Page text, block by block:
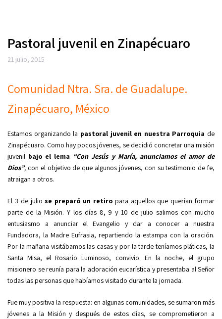
Pastoral juvenil en Zinapécuaro
21 julio, 2015
Comunidad Ntra. Sra. de Guadalupe.
Zinapécuaro, México
Estamos organizando la pastoral juvenil en nuestra Parroquia de
Zinapécuaro. Como hay pocos jóvenes, se decidió concretar una misión
juvenil bajo el lema “Con Jesús y María, anunciamos el amor de
Dios”, con el objetivo de que algunos jóvenes, con su testimonio de fe,
atraigan a otros.
El 3 de julio se preparó un retiropara aquellos que querían formar
parte de la Misión. Y los días 8, 9 y 10 de julio salimos con mucho
entusiasmo a anunciar el Evangelio y dar a conocer a nuestra
Fundadora, la Madre Eufrasia, repartiendo la estampa con la oración.
Por la mañana visitábamos las casas y por la tarde teníamos pláticas, la
Santa Misa, el Rosario Luminoso, convivio. En la noche, el grupo
misionero se reunía para la adoración eucarística y presentaba al Señor
todas las personas que habíamos visitado durante la jornada.
Fue muy positiva la respuesta: en algunas comunidades, se sumaron más
jóvenes a la Misión y después de estos días, se comprometieron a